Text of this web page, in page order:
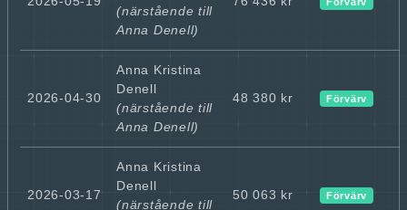
(närstående till
Anna Denell)
2026-04-30
Anna Kristina
Denell
(närstående till
Anna Denell)
48 380 kr Förvärv
2026-03-17
Anna Kristina
Denell
(närstående till
50 063 kr Förvärv